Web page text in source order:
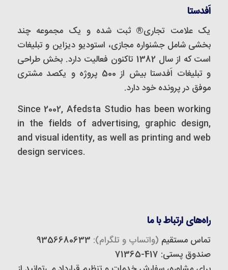
اَفدستا
یک علامت تجاری® ثبت شده و یک مجموعه‌ چند
بخشی شامل جشنواره مجازی، استودیو دیزاین و تبلیغات
است که از سال 1382 تاکنون فعالیت دارد. بخش طراحی
و تبلیغات اَفدستا بیش از 500 پروژه و یکصد مشتری
موفق در پرونده خود دارد.
Since 2002, Afedsta Studio has been working
in the fields of advertising, graphic design,
and visual identity, as well as printing and web
design services.
راه‌های ارتباط با ما
تماس مستقیم (واتساپ و تلگرام):
صندوق پستی: 417-71365